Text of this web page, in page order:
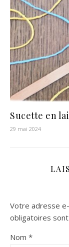
Sucette en
29 mai 2024
Votre adresse
obligatoires
Nom *